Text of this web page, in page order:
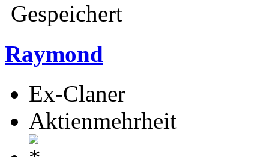
Gespeichert
Raymond
Ex-Claner
Aktienmehrheit